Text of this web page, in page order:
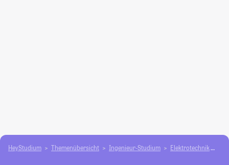
HeyStudium Themenübersicht Ingenieur-Studium Elektrotechnik